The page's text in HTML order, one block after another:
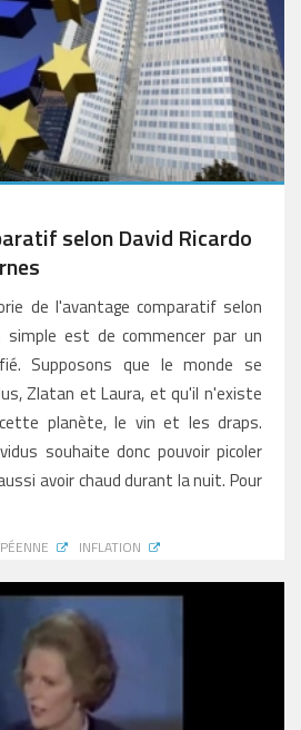
selon David Ricardo
de l'avantage comparatif selon
simple est de commencer par un
Supposons que le monde se
Zlatan et Laura, et qu'il n'existe
planète, le vin et les draps.
souhaite donc pouvoir picoler
avoir chaud durant la nuit. Pour
INFLATION